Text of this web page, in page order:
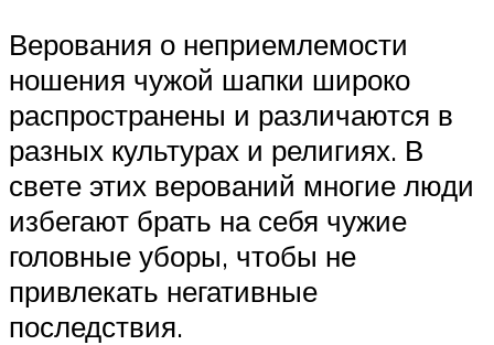
Верования о неприемлемости
ношения чужой шапки широко
распространены и различаются в
разных культурах и религиях. В
свете этих верований многие люди
избегают брать на себя чужие
головные уборы, чтобы не
привлекать негативные
последствия.